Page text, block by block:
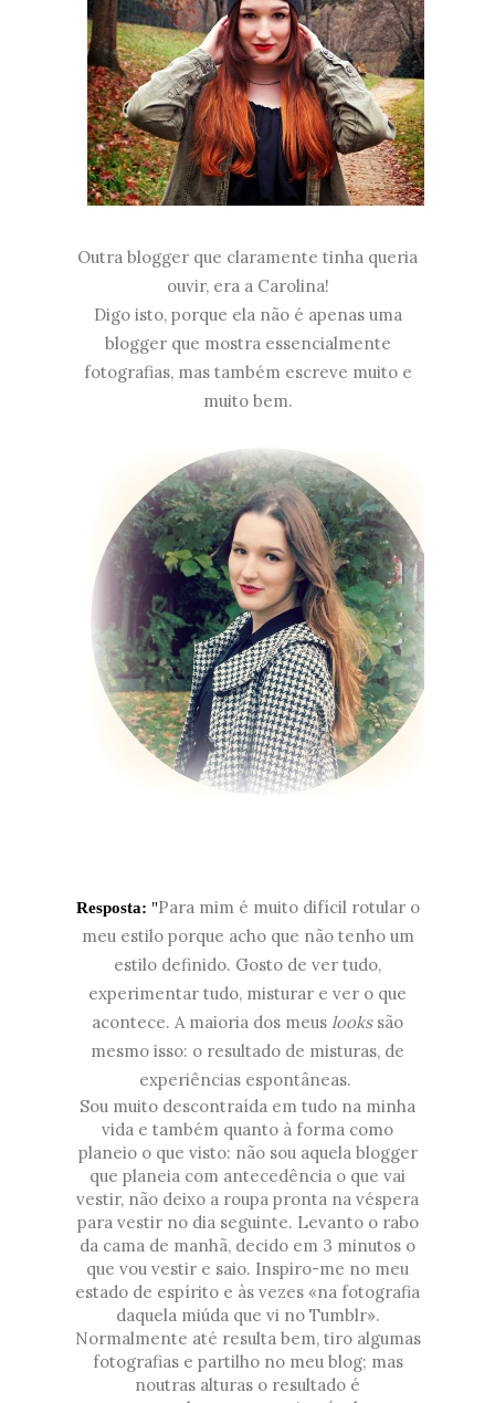
Outra blogger que claramente tinha queria
ouvir, era a Carolina!
Digo isto, porque ela não é apenas uma
blogger que mostra essencialmente
fotografias, mas também escreve muito e
muito bem.
Resposta: "Para mim é muito difícil rotular o
meu estilo porque acho que não tenho um
estilo definido. Gosto de ver tudo,
experimentar tudo, misturar e ver o que
acontece. A maioria dos meus looks são
mesmo isso: o resultado de misturas, de
experiências espontâneas.
Sou muito descontraída em tudo na minha
vida e também quanto à forma como
planeio o que visto: não sou aquela blogger
que planeia com antecedência o que vai
vestir, não deixo a roupa pronta na véspera
para vestir no dia seguinte. Levanto o rabo
da cama de manhã, decido em 3 minutos o
que vou vestir e saio. Inspiro-me no meu
estado de espírito e às vezes «na fotografia
daquela miúda que vi no Tumblr».
Normalmente até resulta bem, tiro algumas
fotografias e partilho no meu blog; mas
noutras alturas o resultado é